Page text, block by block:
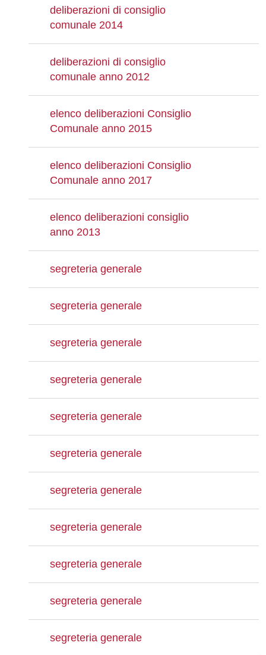
deliberazioni di consiglio
comunale 2014
deliberazioni di consiglio
comunale anno 2012
elenco deliberazioni Consiglio
Comunale anno 2015
elenco deliberazioni Consiglio
Comunale anno 2017
elenco deliberazioni consiglio
anno 2013
segreteria generale
segreteria generale
segreteria generale
segreteria generale
segreteria generale
segreteria generale
segreteria generale
segreteria generale
segreteria generale
segreteria generale
segreteria generale